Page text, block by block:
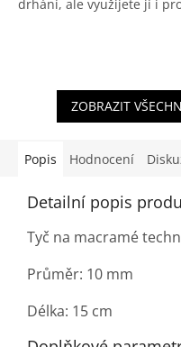
drhání, ale využijete jí i
ZOBRAZIT
Popis Hodnocení
Detailní popis
Tyč na macramé
Průměr: 10 mm
Délka: 15 cm